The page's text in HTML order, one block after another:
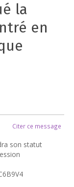
la
en
Citer ce message
son statut